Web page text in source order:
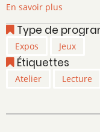
En savoir plus
de
la
Type de
Expos Jeux
Étiquettes
Atelier Lecture